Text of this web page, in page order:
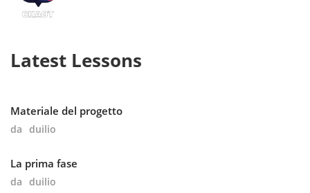
Latest Lessons
Materiale del progetto
da duilio
La prima fase
da duilio